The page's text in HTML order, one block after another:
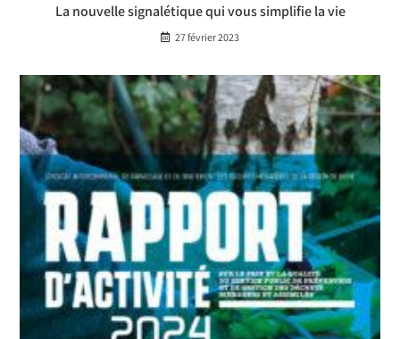
La nouvelle signalétique qui vous simplifie la vie
27 février 2023